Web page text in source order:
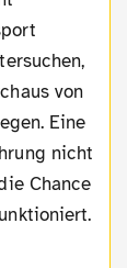
von
Eine
nicht
Chance